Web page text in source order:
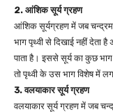
2. आंशिक सूर्य ग्रहण
आंशिक सूर्यग्रहण में जब
भाग पृथ्वी से दिखाई नहीं देता
पाता है। इससे सूर्य का कुछ
तो पृथ्वी के उस भाग विशेष में
3. वलयाकार सूर्य ग्रहण
वलयाकार सूर्य ग्रहण में जब